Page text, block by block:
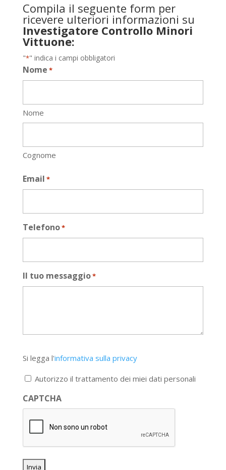
Compila il seguente form per
ricevere ulteriori informazioni su
Investigatore Controllo Minori
Vittuone:
"*" indica i campi obbligatori
Nome *
Nome
Cognome
Email *
Telefono*
Il tuo messaggio*
legga
l'informativa
privacy
*
Si legga l'informativa sulla privacy
Autorizzo il trattamento dei miei dati personali
CAPTCHA